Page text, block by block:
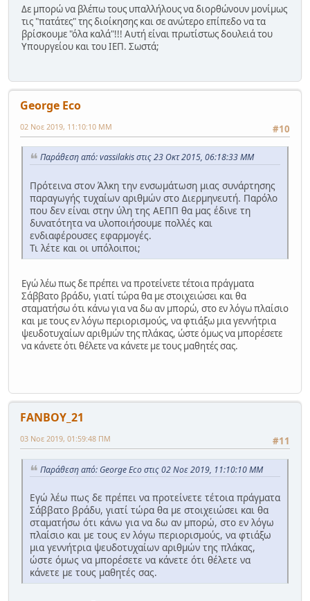
Δε μπορώ να βλέπω τους υπαλλήλους να διορθώνουν μονίμως
τις "πατάτες" της διοίκησης και σε ανώτερο επίπεδο να τα
βρίσκουμε "όλα καλά"!!! Αυτή είναι πρωτίστως δουλειά του
Υπουργείου και του ΙΕΠ. Σωστά;
George Eco
#10
02 Νοε 2019, 11:10:10 ΜΜ
Παράθεση από: vassilakis στις 23 Οκτ 2015, 06:18:33 ΜΜ
Πρότεινα στον Άλκη την ενσωμάτωση μιας συνάρτησης
παραγωγής τυχαίων αριθμών στο Διερμηνευτή. Παρόλο
που δεν είναι στην ύλη της ΑΕΠΠ θα μας έδινε τη
δυνατότητα να υλοποιήσουμε πολλές και
ενδιαφέρουσες εφαρμογές.
Τι λέτε και οι υπόλοιποι;
Εγώ λέω πως δε πρέπει να προτείνετε τέτοια πράγματα
Σάββατο βράδυ, γιατί τώρα θα με στοιχειώσει και θα
σταματήσω ότι κάνω για να δω αν μπορώ, στο εν λόγω πλαίσιο
και με τους εν λόγω περιορισμούς, να φτιάξω μια γεννήτρια
ψευδοτυχαίων αριθμών της πλάκας, ώστε όμως να μπορέσετε
να κάνετε ότι θέλετε να κάνετε με τους μαθητές σας.
FANBOY_21
#11
03 Νοε 2019, 01:59:48 ΠΜ
Παράθεση από: George Eco στις 02 Νοε 2019, 11:10:10 ΜΜ
Εγώ λέω πως δε πρέπει να προτείνετε τέτοια πράγματα
Σάββατο βράδυ, γιατί τώρα θα με στοιχειώσει και θα
σταματήσω ότι κάνω για να δω αν μπορώ, στο εν λόγω
πλαίσιο και με τους εν λόγω περιορισμούς, να φτιάξω
μια γεννήτρια ψευδοτυχαίων αριθμών της πλάκας,
ώστε όμως να μπορέσετε να κάνετε ότι θέλετε να
κάνετε με τους μαθητές σας.